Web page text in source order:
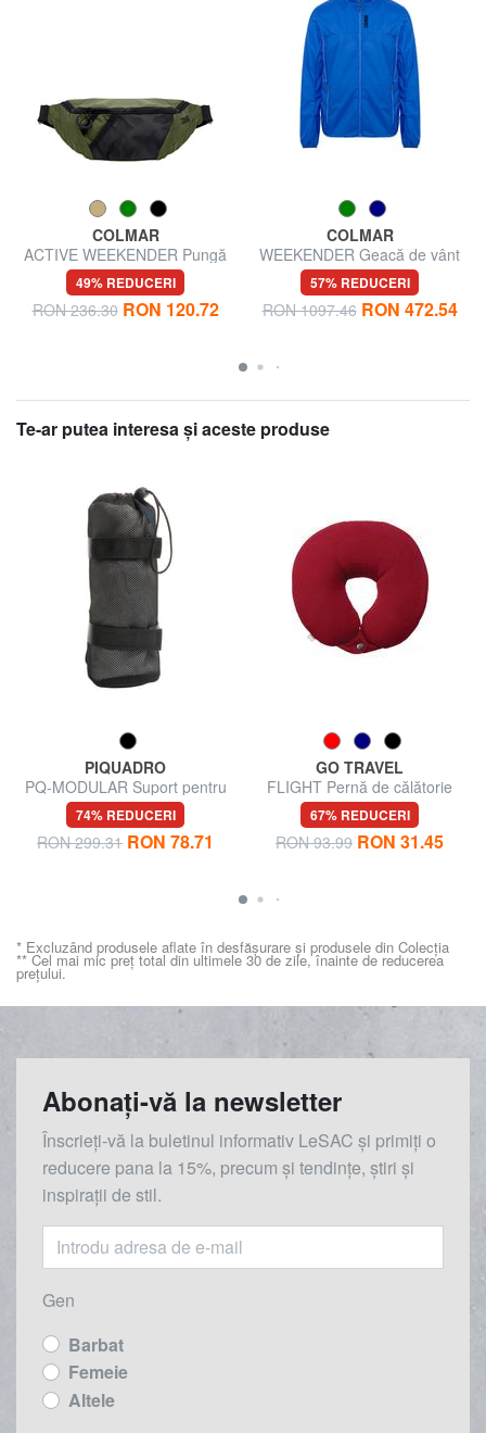
COLMAR
ACTIVE WEEKENDER Pungă
49% REDUCERI
RON 236.30 RON 120.72
COLMAR
WEEKENDER Geacă de vânt
57% REDUCERI
RON 1097.46 RON 472.54
Te-ar putea interesa şi aceste produse
PIQUADRO
PQ-MODULAR Suport pentru
sticle de apă
74% REDUCERI
RON 299.31 RON 78.71
GO TRAVEL
FLIGHT Pernă de călătorie
67% REDUCERI
RON 93.99 RON 31.45
* Excluzând produsele aflate în desfășurare și produsele din Colecția
** Cel mai mic preț total din ultimele 30 de zile, înainte de reducerea
prețului.
Abonați-vă la newsletter
Înscrieți-vă la buletinul informativ LeSAC și primiți o
reducere pana la 15%, precum și tendințe, știri și
inspirații de stil.
Gen
Barbat
Femeie
Altele